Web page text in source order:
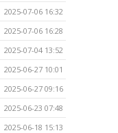
2025-07-06 16:32
2025-07-06 16:28
2025-07-04 13:52
2025-06-27 10:01
2025-06-27 09:16
2025-06-23 07:48
2025-06-18 15:13